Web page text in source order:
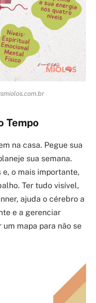
Tempo
na casa. Pegue sua
sua semana.
o mais importante,
Ter tudo visível,
ajuda o cérebro a
e a gerenciar
mapa para não se